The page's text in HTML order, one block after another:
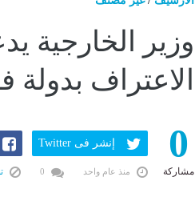
وزير الخارجية
الاعتراف
0
مشاركة
إنشر فى Twitter
منذ عام واحد